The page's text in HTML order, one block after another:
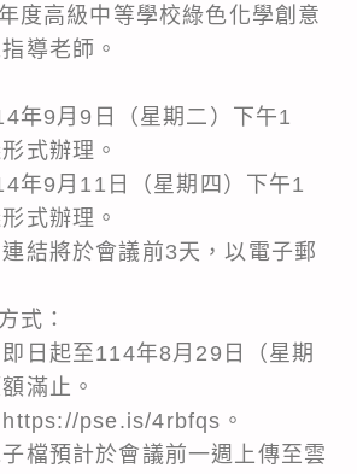
度高級中等學校綠色化學創意
導老師。
年9月9日（星期二）下午1
式辦理。
年9月11日（星期四）下午1
式辦理。
結將於會議前3天，以電子郵
式：
日起至114年8月29日（星期
滿止。
https://pse.is/4rbfqs。
檔預計於會議前一週上傳至雲